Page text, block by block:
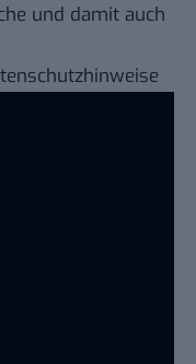
und damit auch